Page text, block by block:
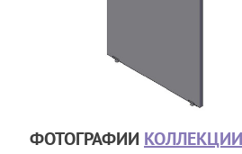
ФОТОГРАФИИ КОЛЛЕКЦИИ